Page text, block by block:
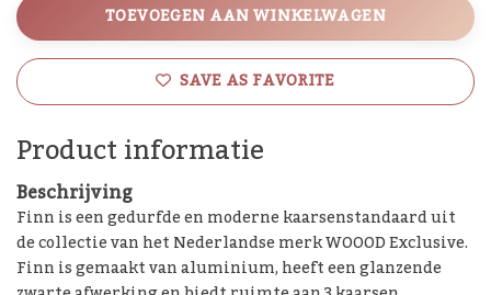
TOEVOEGEN AAN WINKELWAGEN
SAVE AS FAVORITE
Product informatie
Beschrijving
Finn is een gedurfde en moderne kaarsenstandaard uit
de collectie van het Nederlandse merk WOOOD Exclusive.
Finn is gemaakt van aluminium, heeft een glanzende